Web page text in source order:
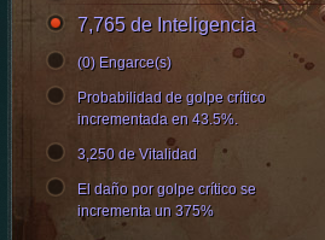
7,765 de Inteligencia
(0) Engarce(s)
Probabilidad de golpe crítico
incrementada en 43.5%.
3,250 de Vitalidad
El daño por golpe crítico se
incrementa un 375%